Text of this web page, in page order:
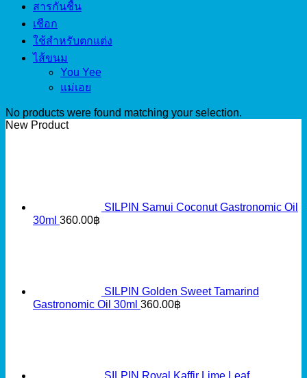
สารกันชื้น
เชือก
ใช้สำหรับตกแต่ง
ไส้ขนม
You Yee
แม่เอย
No products were found matching your selection.
New Product
SILPIN Samui Coconut Gastronomic Oil
30ml 360.00฿
SILPIN Golden Sweet Tamarind
Gastronomic Oil 30ml 360.00฿
SILPIN Royal Kaffir Lime Leaf